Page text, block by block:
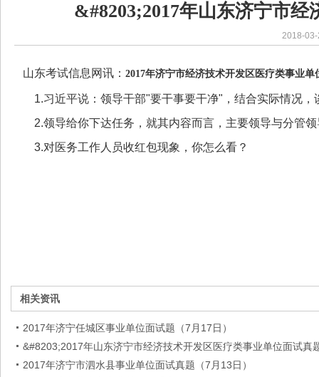
&#8203;2017年山东济宁市
2018-
山东考试信息网讯： 2017年济宁市经济技术开发区医疗类事业单
1.习近平说：领导干部"要干事要干净"，结合实际情况，
2.领导给你下达任务，就其内容而言，主要领导与分管
3.对医务工作人员收红包现象，你怎么看？
相关资讯
2017年济宁任城区事业单位面试题（7月17日）
&#8203;2017年山东济宁市经济技术开发区医疗类事业单位面试真
2017年济宁市泗水县事业单位面试真题（7月13日）